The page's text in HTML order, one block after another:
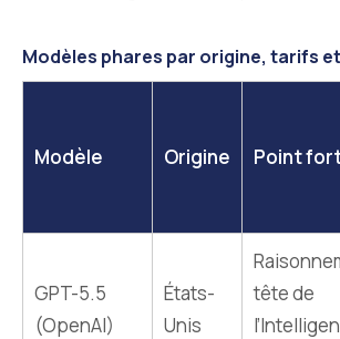
Modèles phares par origine, tarifs
Modèle Origine Point
GPT-5.5
(OpenAI)
États-
Unis
tête de